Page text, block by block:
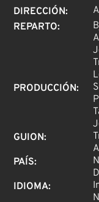
DIRECCIÓN:
REPARTO:
PRODUCCIÓN:
GUION:
PAÍS:
IDIOMA: